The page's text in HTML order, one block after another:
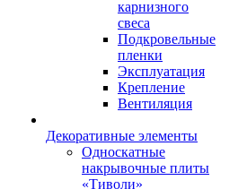
карнизного
свеса
Подкровельные
пленки
Эксплуатация
Крепление
Вентиляция
Декоративные элементы
Односкатные
накрывочные плиты
«Тиволи»